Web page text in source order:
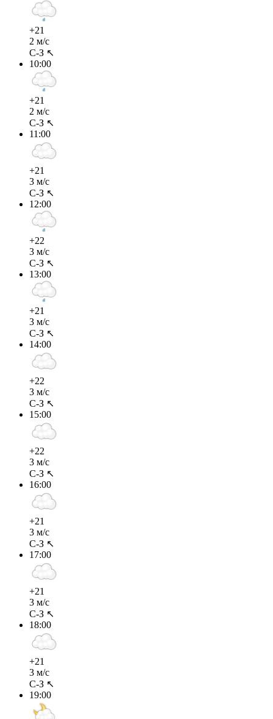
+21
2 м/с
С-З ↖
10:00
+21
2 м/с
С-З ↖
11:00
+21
3 м/с
С-З ↖
12:00
+22
3 м/с
С-З ↖
13:00
+21
3 м/с
С-З ↖
14:00
+22
3 м/с
С-З ↖
15:00
+22
3 м/с
С-З ↖
16:00
+21
3 м/с
С-З ↖
17:00
+21
3 м/с
С-З ↖
18:00
+21
3 м/с
С-З ↖
19:00